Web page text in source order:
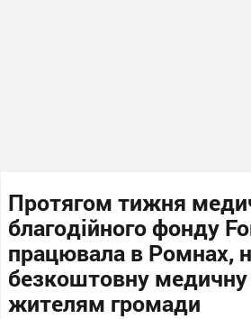
Протягом тижня
благодійного фонду
працювала в Ромнах,
безкоштовну
жителям громади